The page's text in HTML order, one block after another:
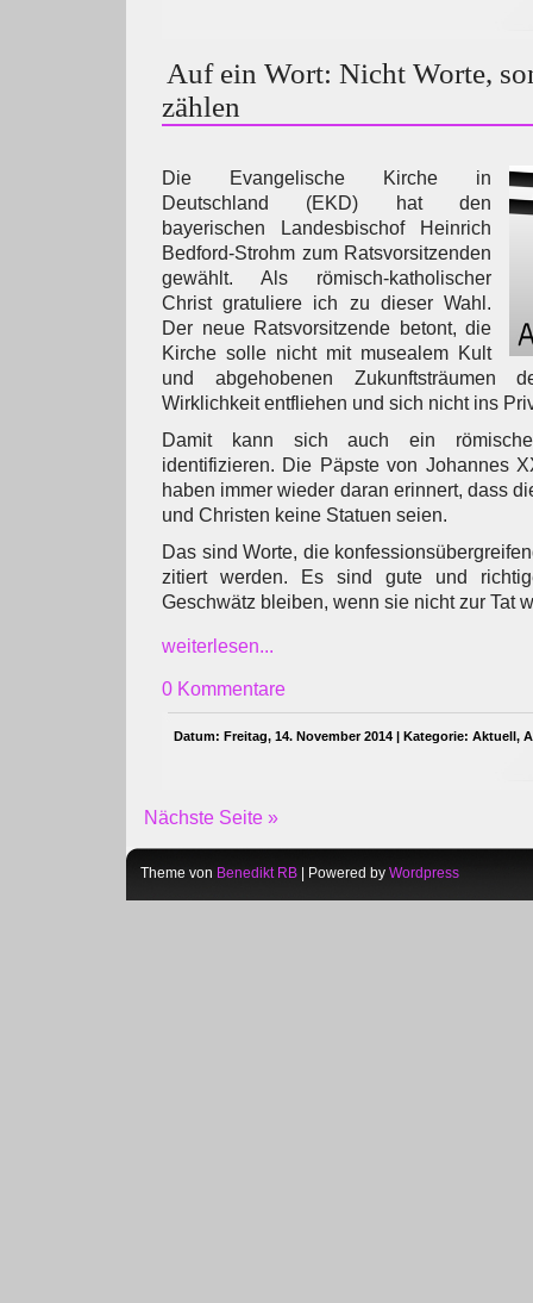
Auf ein Wort: Nicht Worte,
zählen
Die Evangelische Kirche in
Deutschland (EKD) hat den
bayerischen Landesbischof Heinrich
Bedford-Strohm zum Ratsvorsitzenden
gewählt. Als römisch-katholischer
Christ gratuliere ich zu dieser Wahl.
Der neue Ratsvorsitzende betont, die
Kirche solle nicht mit musealem Kult
und abgehobenen Zukunftsträumen
Wirklichkeit entfliehen und sich nicht ins
Damit kann sich auch ein
identifizieren. Die Päpste von Johannes
haben immer wieder daran erinnert, dass
und Christen keine Statuen seien.
Das sind Worte, die
zitiert werden. Es sind gute und
Geschwätz bleiben, wenn sie nicht zur Tat
weiterlesen...
0 Kommentare
Datum: Freitag, 14. November 2014 | Kategorie: Aktuell,
Nächste Seite »
Theme von Benedikt RB | Powered by Wordpress